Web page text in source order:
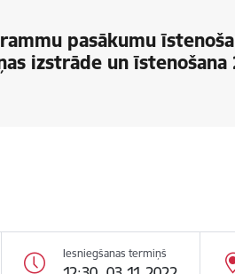
pasākumu
izstrāde un
Iesniegšanas termiņš